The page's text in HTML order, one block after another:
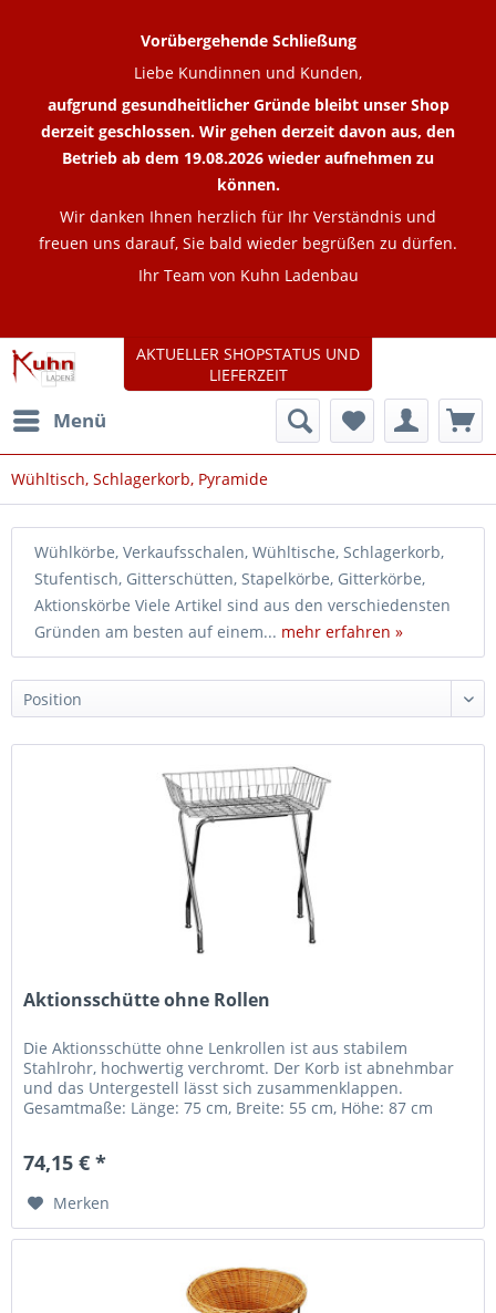
Menü
Wühltisch, Schlagerkorb, Pyramide
Wühlkörbe, Verkaufsschalen, Wühltische, Schlagerkorb,
Stufentisch, Gitterschütten, Stapelkörbe, Gitterkörbe,
Aktionskörbe Viele Artikel sind aus den verschiedensten
Gründen am besten auf einem... mehr erfahren »
Aktionsschütte ohne Rollen
Die Aktionsschütte ohne Lenkrollen ist aus stabilem
Stahlrohr, hochwertig verchromt. Der Korb ist abnehmbar
und das Untergestell lässt sich zusammenklappen.
Gesamtmaße: Länge: 75 cm, Breite: 55 cm, Höhe: 87 cm
74,15 € *
Merken
AKTUELLER SHOPSTATUS UND
LIEFERZEIT
Vorübergehende Schließung
Liebe Kundinnen und Kunden,
aufgrund gesundheitlicher Gründe bleibt unser Shop
derzeit geschlossen. Wir gehen derzeit davon aus, den
Betrieb ab dem 19.08.2026 wieder aufnehmen zu
können.
Wir danken Ihnen herzlich für Ihr Verständnis und
freuen uns darauf, Sie bald wieder begrüßen zu dürfen.
Ihr Team von Kuhn Ladenbau